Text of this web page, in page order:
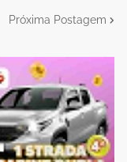
Próxima Postagem